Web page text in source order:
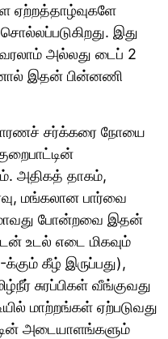
ஏற்றத்தாழ்வுகளே
இது
அல்லது டைப் 2
இதன் பின்னணி
சர்க்கரை நோயை
அதிகத் தாகம்,
மங்கலான பார்வை
போன்றவை இதன்
உடல் எடை மிகவும்
கீழ் இருப்பது),
சுரப்பிகள் வீங்குவது
மாற்றங்கள் ஏற்படுவது
அடையாளங்களும்